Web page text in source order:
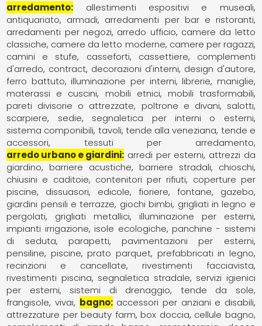
arredamento
allestimenti espositivi e museali
antiquariato
armadi
arredamenti per bar e ristoranti
arredamenti per negozi arredo ufficio camere da letto
classiche camere da letto moderne camere per ragazzi
camini e stufe
casseforti cassettiere
complementi
d'arredo contract decorazioni d'interni design d'autore
ferro battuto illuminazione per interni librerie maniglie
materassi e cuscini
mobili etnici
mobili trasformabili
pareti divisorie o attrezzate poltrone e divani
salotti
scarpiere
sedie
segnaletica per interni o esterni
sistema componibili tavoli tende alla veneziana tende e
accessori
tessuti per arredamento
arredo urbano e giardini arredi per esterni attrezzi da
giardino
barriere acustiche barriere stradali
chioschi
chiusini e caditoie
contenitori per rifiuti
coperture per
piscine
dissuasori edicole fioriere fontane
gazebo
giardini pensili e terrazze giochi bimbi grigliati in legno e
pergolati
grigliati metallici
illuminazione per esterni
impianti irrigazione isole ecologiche panchine - sistemi
di seduta
parapetti
pavimentazioni per esterni
pensiline piscine prato parquet prefabbricati in legno
recinzioni e cancellate
rivestimenti facciavista
rivestimenti piscina segnaletica stradale servizi igienici
per esterni
sistemi di drenaggio
tende da sole,
frangisole vivai bagno accessori per anziani e disabili
attrezzature per beauty farm box doccia cellule bagno